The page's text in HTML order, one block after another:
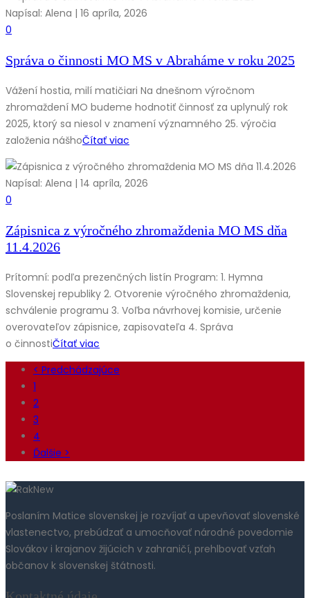
Napísal: Alena | 16 apríla, 2026
0
Správa o činnosti MO MS v Abraháme v roku 2025
Vážení hostia, milí matičiari Na dnešnom výročnom
zhromaždení MO budeme hodnotiť činnosť za uplynulý rok
2025, ktorý sa niesol v znamení významného 25. výročia
založenia nášhoČítať viac
Napísal: Alena | 14 apríla, 2026
0
Zápisnica z výročného zhromaždenia MO MS dňa
11.4.2026
Prítomní: podľa prezenčných listín Program: 1. Hymna
Slovenskej republiky 2. Otvorenie výročného zhromaždenia,
schválenie programu 3. Voľba návrhovej komisie, určenie
overovateľov zápisnice, zapisovateľa 4. Správa
o činnostiČítať viac
< Predchádzajúce
1
2
3
4
Ďalšie >
Poslaním Matice slovenskej je rozvíjať a upevňovať slovenské
vlastenectvo, prebúdzať a umocňovať národné povedomie
Slovákov i krajanov žijúcich v zahraničí, prehlbovať vzťah
občanov k slovenskej štátnosti.